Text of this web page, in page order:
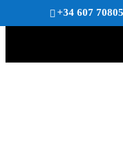
+34 607